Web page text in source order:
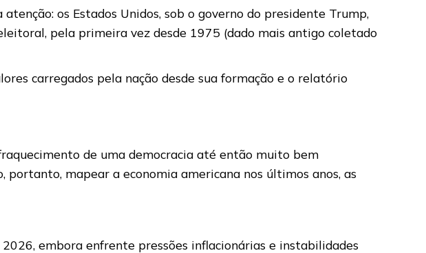
os Estados Unidos, sob o governo do presidente Trump,
pela primeira vez desde 1975 (dado mais antigo coletado
carregados pela nação desde sua formação e o relatório
de uma democracia até então muito bem
mapear a economia americana nos últimos anos, as
embora enfrente pressões inflacionárias e instabilidades